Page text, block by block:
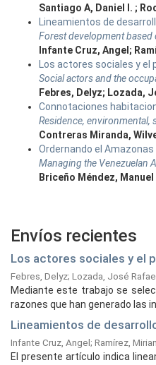
Santiago A, Daniel I. ;
Lineamientos de
Forest development based
Infante Cruz, Angel;
Los actores sociales y
Social actors and the
Febres, Delyz; Lozada,
Connotaciones
Residence,
Contreras Miranda,
Ordernando el
Managing the Venezuelan
Briceño Méndez, Manuel
Envíos recientes
Los actores sociales y el
Febres, Delyz; Lozada, José
Mediante este trabajo se
razones que han generado las
Lineamientos de
Infante Cruz, Angel; Ramírez,
El presente artículo indica